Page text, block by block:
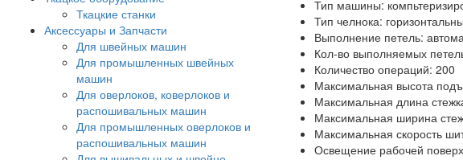
Ткацкие станки
Аксессуары и Запчасти
Для швейных машин
Для промышленных швейных
машин
Для оверлоков, коверлоков и
распошивальных машин
Для промышленных оверлоков и
распошивальных машин
Тип машины:
Тип челнока:
Выполнение петель:
Кол-во выполняемых
Количество операций: 200
Максимальная высота
Максимальная длина
Максимальная ширина
Максимальная скорость
Освещение рабочей